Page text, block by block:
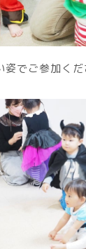
でご参加く